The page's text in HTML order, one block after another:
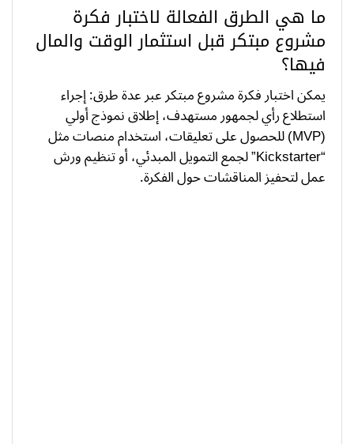
ما هي الطرق الفعالة لاختبار فكرة
مشروع مبتكر قبل استثمار الوقت والمال
فيها؟
يمكن اختبار فكرة مشروع مبتكر عبر عدة طرق: إجراء
استطلاع رأي لجمهور مستهدف، إطلاق نموذج أولي
(MVP) للحصول على تعليقات، استخدام منصات مثل
“Kickstarter” لجمع التمويل المبدئي، أو تنظيم ورش
عمل لتحفيز المناقشات حول الفكرة.